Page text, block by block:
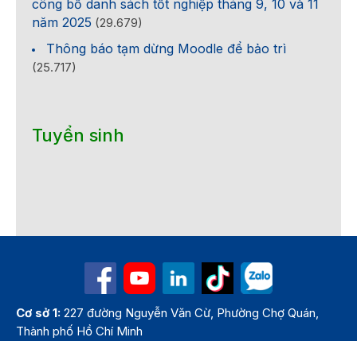
công bố danh sách tốt nghiệp tháng 9, 10 và 11
năm 2025 (29.679)
Thông báo tạm dừng Moodle để bảo trì
(25.717)
Tuyển sinh
Cơ sở 1: 227 đường Nguyễn Văn Cừ, Phường Chợ Quán,
Thành phố Hồ Chí Minh